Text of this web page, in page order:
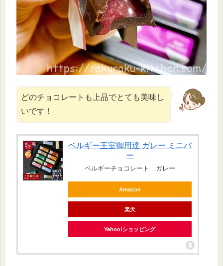
どのチョコレートも上品でとても美味し
いです！
ベルギー王室御用達 ガレー ミニバ
ー
ベルギーチョコレート ガレー
Amazon
楽天
Yahoo!ショッピング